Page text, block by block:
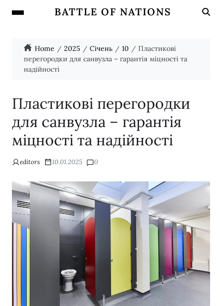
BATTLE OF NATIONS
Home 2025 Січень 10
Пластикові
перегородки для санвузла – гарантія міцності та
надійності
Пластикові перегородки
для санвузла – гарантія
міцності та надійності
editors 10.01.2025 0